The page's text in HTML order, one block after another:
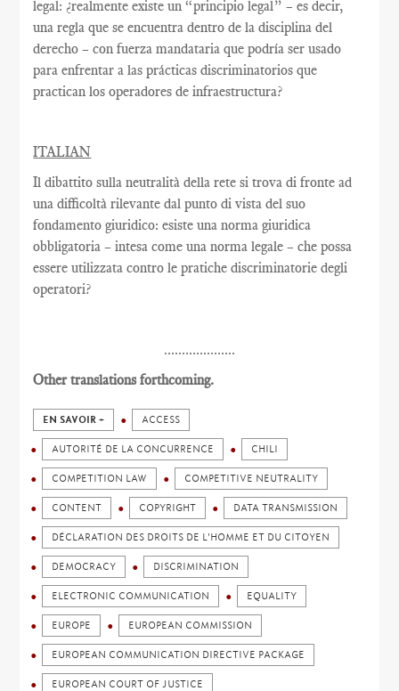
legal: ¿realmente existe un “principio legal” – es decir,
una regla que se encuentra dentro de la disciplina del
derecho – con fuerza mandataria que podría ser usado
para enfrentar a las prácticas discriminatorios que
practican los operadores de infraestructura?
ITALIAN
Il dibattito sulla neutralità della rete si trova di fronte ad
una difficoltà rilevante dal punto di vista del suo
fondamento giuridico: esiste una norma giuridica
obbligatoria – intesa come una norma legale – che possa
essere utilizzata contro le pratiche discriminatorie degli
operatori?
....................
Other translations forthcoming.
EN SAVOIR + ACCESS
AUTORITÉ DE LA CONCURRENCE CHILI
COMPETITION LAW COMPETITIVE NEUTRALITY
CONTENT COPYRIGHT DATA TRANSMISSION
DÉCLARATION DES DROITS DE L'HOMME ET DU CITOYEN
DEMOCRACY DISCRIMINATION
ELECTRONIC COMMUNICATION EQUALITY
EUROPE EUROPEAN COMMISSION
EUROPEAN COMMUNICATION DIRECTIVE PACKAGE
EUROPEAN COURT OF JUSTICE